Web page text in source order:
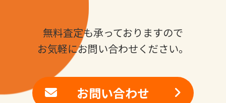
無料査定も承っておりますので
お気軽にお問い合わせください。
お問い合わせ